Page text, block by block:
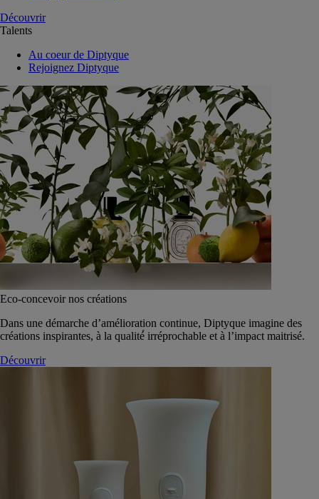
Découvrir
Talents
Au coeur de Diptyque
Rejoignez Diptyque
Eco-concevoir nos créations
Dans une démarche d’amélioration continue, Diptyque imagine des
créations inspirantes, à la qualité́ irréprochable et à l’impact maitrisé.
Découvrir